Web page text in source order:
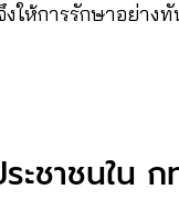
ให้การรักษาอย่าง
ะชาชนใน ก